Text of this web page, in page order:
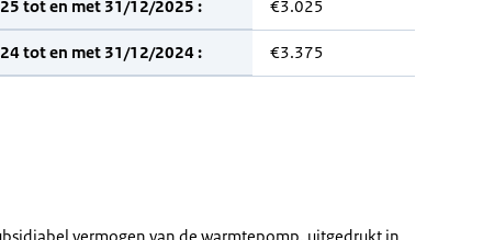
tot en met 31/12/2025 : €3.025
tot en met 31/12/2024 : €3.375